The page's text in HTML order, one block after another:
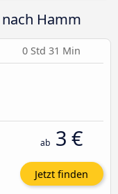
Hamm
0 Std 31 Min
ab 3 €
Jetzt finden